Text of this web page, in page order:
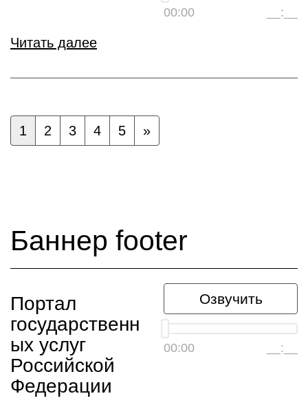
00:00 __:__
Читать далее
1 2 3 4 5 »
Баннер footer
Озвучить
00:00 __:__
Портал
государственн
ых услуг
Российской
Федерации